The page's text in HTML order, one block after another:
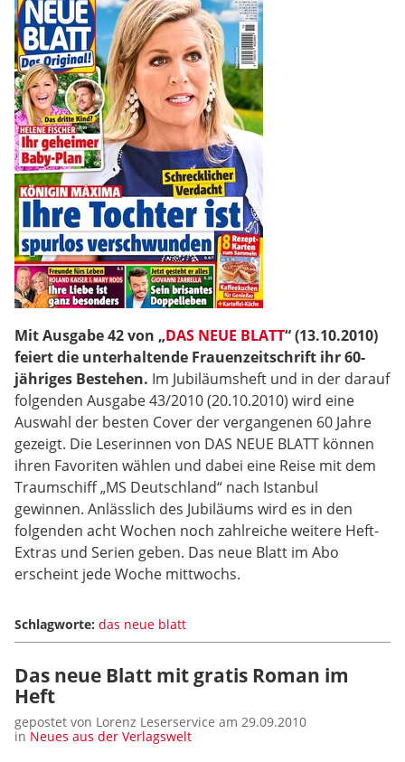
Mit Ausgabe 42 von „DAS NEUE BLATT“ (13.10.2010)
feiert die unterhaltende Frauenzeitschrift ihr 60-
jähriges Bestehen. Im Jubiläumsheft und in der darauf
folgenden Ausgabe 43/2010 (20.10.2010) wird eine
Auswahl der besten Cover der vergangenen 60 Jahre
gezeigt. Die Leserinnen von DAS NEUE BLATT können
ihren Favoriten wählen und dabei eine Reise mit dem
Traumschiff „MS Deutschland“ nach Istanbul
gewinnen. Anlässlich des Jubiläums wird es in den
folgenden acht Wochen noch zahlreiche weitere Heft-
Extras und Serien geben. Das neue Blatt im Abo
erscheint jede Woche mittwochs.
Schlagworte: das neue blatt
Das neue Blatt mit gratis Roman im
Heft
gepostet von Lorenz Leserservice am 29.09.2010
in Neues aus der Verlagswelt